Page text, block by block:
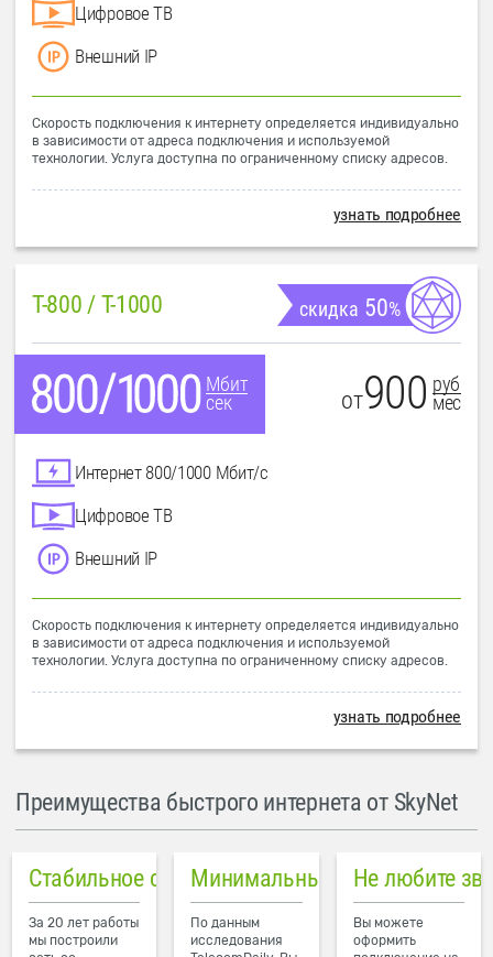
Цифровое ТВ
Внешний IP
Скорость подключения к интернету определяется индивидуально
в зависимости от адреса подключения и используемой
технологии. Услуга доступна по ограниченному списку адресов.
узнать подробнее
T-800 / T-1000 скидка 50%
Мбит
сек
от900 руб
мес
Интернет 800/1000 Мбит/с
Цифровое ТВ
Внешний IP
Скорость подключения к интернету определяется индивидуально
в зависимости от адреса подключения и используемой
технологии. Услуга доступна по ограниченному списку адресов.
узнать подробнее
Преимущества быстрого интернета от SkyNet
Стабильное соединение
За 20 лет работы
мы построили
Минимальный пинг в городе
По данным
исследования
Не любите
Вы можете
оформить